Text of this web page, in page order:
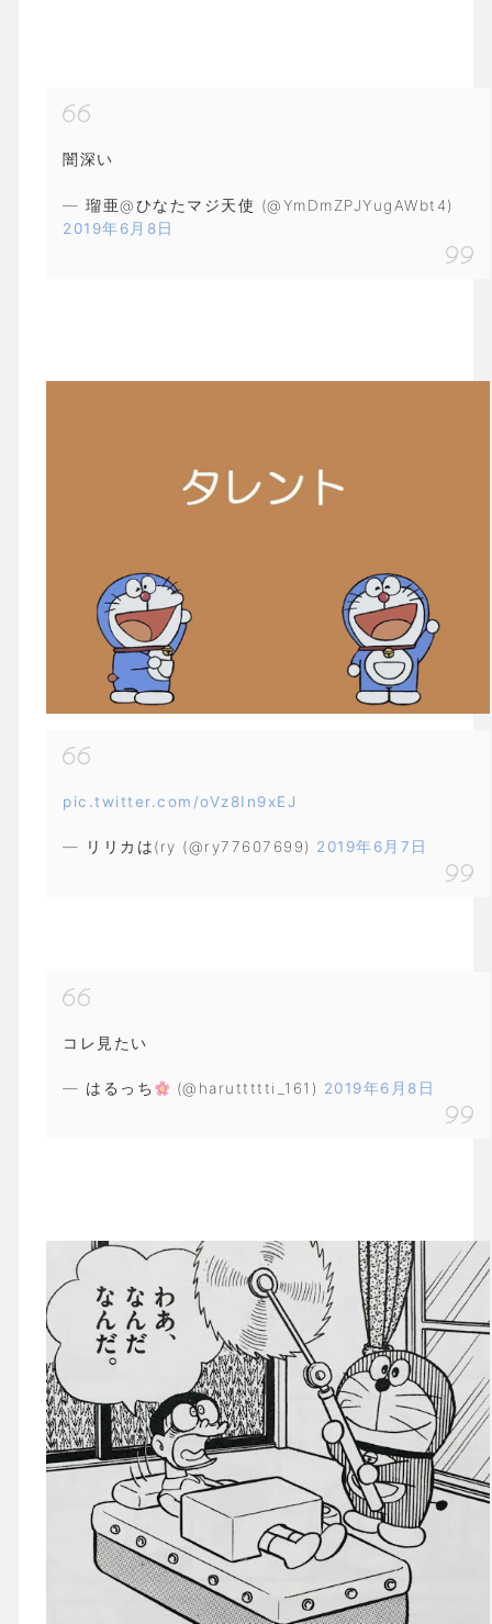
闇深い
— 瑠亜@ひなたマジ天使 (@YmDmZPJYugAWbt4)
2019年6月8日
pic.twitter.com/oVz8In9xEJ
— リリカは(ry (@ry77607699) 2019年6月7日
コレ見たい
— はるっち (@haruttttti_161) 2019年6月8日